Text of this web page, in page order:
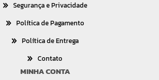
Segurança e Privacidade
Política de Pagamento
Política de Entrega
Contato
MINHA CONTA